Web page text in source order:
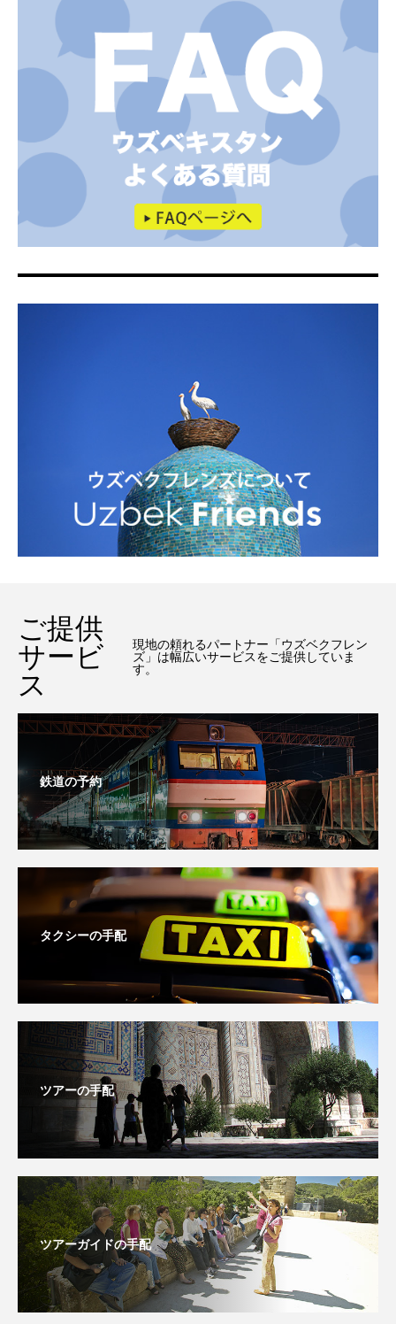
ご提供
サービ
ス
現地の頼れるパートナー「ウズベクフレン
ズ」は幅広いサービスをご提供していま
す。
鉄道の予約
タクシーの手配
ツアーの手配
ツアーガイドの手配